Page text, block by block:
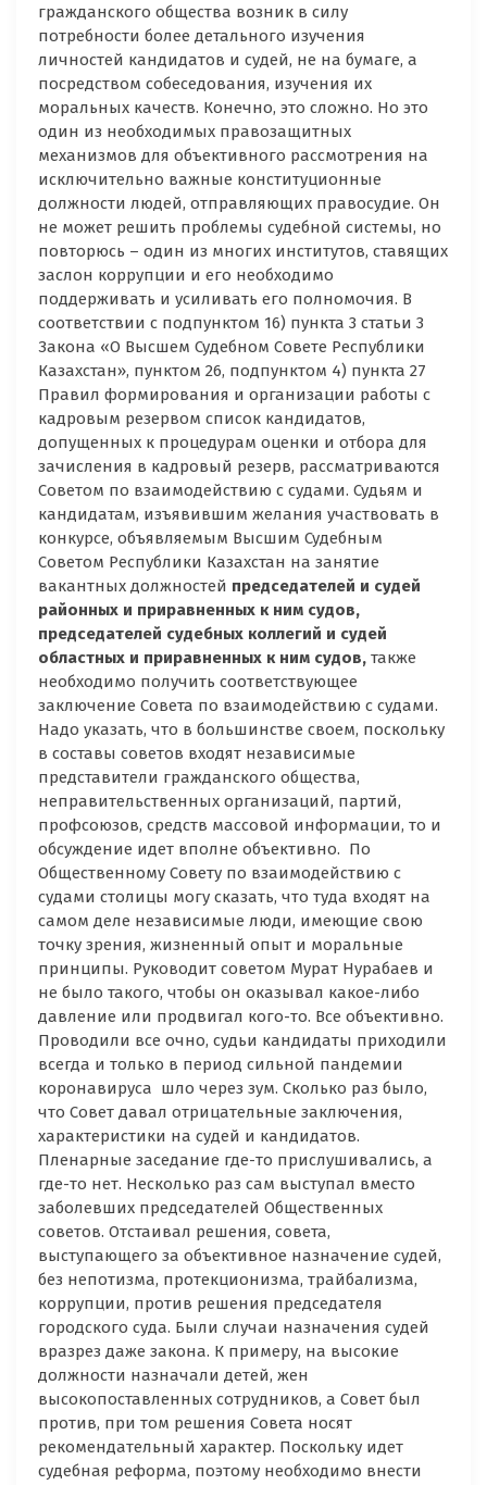
гражданского общества возник в силу
потребности более детального изучения
личностей кандидатов и судей, не на бумаге, а
посредством собеседования, изучения их
моральных качеств. Конечно, это сложно. Но это
один из необходимых правозащитных
механизмов для объективного рассмотрения на
исключительно важные конституционные
должности людей, отправляющих правосудие. Он
не может решить проблемы судебной системы, но
повторюсь – один из многих институтов, ставящих
заслон коррупции и его необходимо
поддерживать и усиливать его полномочия. В
соответствии с подпунктом 16) пункта 3 статьи 3
Закона «О Высшем Судебном Совете Республики
Казахстан», пунктом 26, подпунктом 4) пункта 27
Правил формирования и организации работы с
кадровым резервом список кандидатов,
допущенных к процедурам оценки и отбора для
зачисления в кадровый резерв, рассматриваются
Советом по взаимодействию с судами. Судьям и
кандидатам, изъявившим желания участвовать в
конкурсе, объявляемым Высшим Судебным
Советом Республики Казахстан на занятие
вакантных должностей председателей и судей
районных и приравненных к ним судов,
председателей судебных коллегий и судей
областных и приравненных к ним судов, также
необходимо получить соответствующее
заключение Совета по взаимодействию с судами.
Надо указать, что в большинстве своем, поскольку
в составы советов входят независимые
представители гражданского общества,
неправительственных организаций, партий,
профсоюзов, средств массовой информации, то и
обсуждение идет вполне объективно. По
Общественному Совету по взаимодействию с
судами столицы могу сказать, что туда входят на
самом деле независимые люди, имеющие свою
точку зрения, жизненный опыт и моральные
принципы. Руководит советом Мурат Нурабаев и
не было такого, чтобы он оказывал какое-либо
давление или продвигал кого-то. Все объективно.
Проводили все очно, судьи кандидаты приходили
всегда и только в период сильной пандемии
коронавируса шло через зум. Сколько раз было,
что Совет давал отрицательные заключения,
характеристики на судей и кандидатов.
Пленарные заседание где-то прислушивались, а
где-то нет. Несколько раз сам выступал вместо
заболевших председателей Общественных
советов. Отстаивал решения, совета,
выступающего за объективное назначение судей,
без непотизма, протекционизма, трайбализма,
коррупции, против решения председателя
городского суда. Были случаи назначения судей
вразрез даже закона. К примеру, на высокие
должности назначали детей, жен
высокопоставленных сотрудников, а Совет был
против, при том решения Совета носят
рекомендательный характер. Поскольку идет
судебная реформа, поэтому необходимо внести